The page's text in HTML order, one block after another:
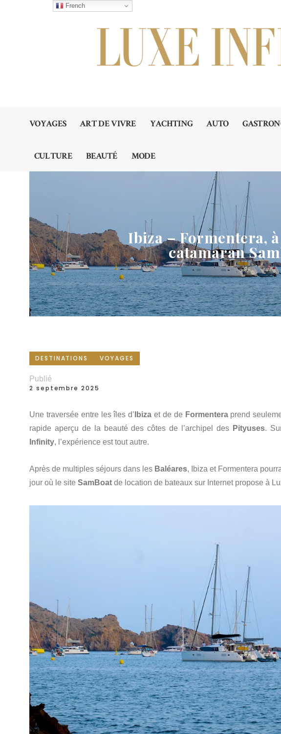
VOYAGES ART DE VIVRE YACHTING AUTO
CULTURE BEAUTÉ MODE
Ibiza – Formentera,
catamaran
DESTINATIONS VOYAGES
Publié
2 septembre 2025
Une traversée entre les îles d’ Ibiza et de de Formenteraprend
rapide aperçu de la beauté des côtes de l’archipel des Pityuses.
Infinity, l’expérience est tout autre.
Après de multiples séjours dans les Baléares, Ibiza et Formentera
jour où le site SamBoat de location de bateaux sur Internet propose à
French